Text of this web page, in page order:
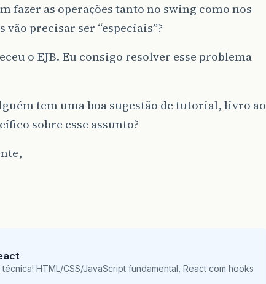
fazer as operações tanto no swing como nos
vão precisar ser “especiais”?
o EJB. Eu consigo resolver esse problema
tem uma boa sugestão de tutorial, livro ao
sobre esse assunto?
HTML/CSS/JavaScript fundamental, React com hooks